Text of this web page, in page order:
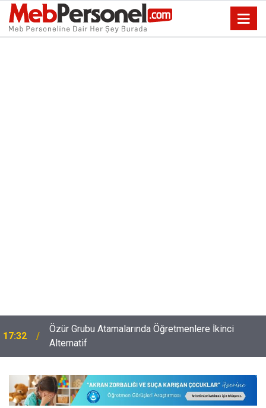
17:32
Özür Grubu Atamalarında Öğretmenlere İkinci
Alternatif